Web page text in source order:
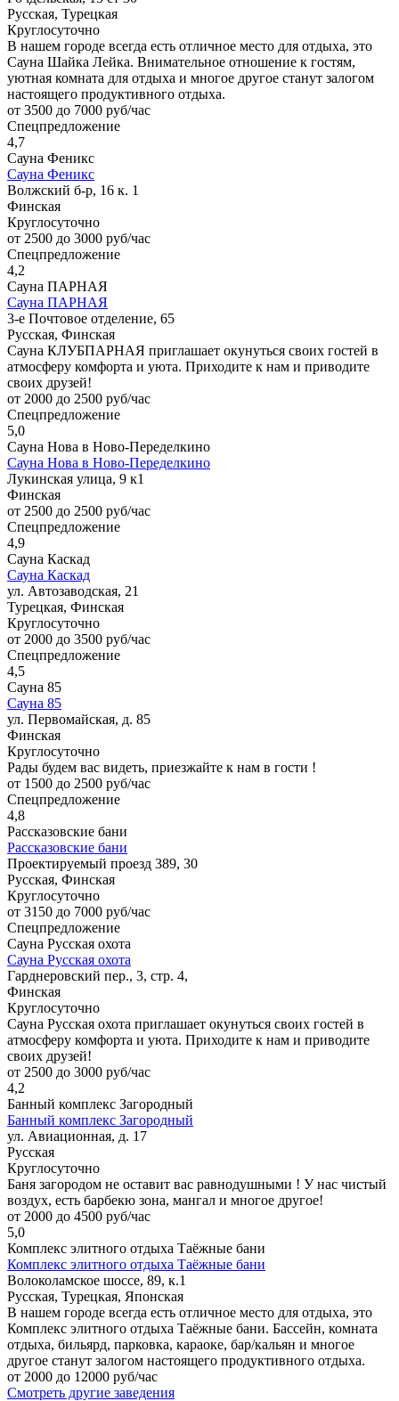
Русская, Турецкая
Круглосуточно
В нашем городе всегда есть отличное место для отдыха, это
Сауна Шайка Лейка. Внимательное отношение к гостям,
уютная комната для отдыха и многое другое станут залогом
настоящего продуктивного отдыха.
от 3500 до 7000 руб/час
Спецпредложение
4,7
Сауна Феникс
Сауна Феникс
Волжский б-р, 16 к. 1
Финская
Круглосуточно
от 2500 до 3000 руб/час
Спецпредложение
4,2
Сауна ПАРНАЯ
Сауна ПАРНАЯ
3-е Почтовое отделение, 65
Русская, Финская
Сауна КЛУБПАРНАЯ приглашает окунуться своих гостей в
атмосферу комфорта и уюта. Приходите к нам и приводите
своих друзей!
от 2000 до 2500 руб/час
Спецпредложение
5,0
Сауна Нова в Ново-Переделкино
Сауна Нова в Ново-Переделкино
Лукинская улица, 9 к1
Финская
от 2500 до 2500 руб/час
Спецпредложение
4,9
Сауна Каскад
Сауна Каскад
ул. Автозаводская, 21
Турецкая, Финская
Круглосуточно
от 2000 до 3500 руб/час
Спецпредложение
4,5
Сауна 85
Сауна 85
ул. Первомайская, д. 85
Финская
Круглосуточно
Рады будем вас видеть, приезжайте к нам в гости !
от 1500 до 2500 руб/час
Спецпредложение
4,8
Рассказовские бани
Рассказовские бани
Проектируемый проезд 389, 30
Русская, Финская
Круглосуточно
от 3150 до 7000 руб/час
Спецпредложение
Сауна Русская охота
Сауна Русская охота
Гарднеровский пер., 3, стр. 4,
Финская
Круглосуточно
Сауна Русская охота приглашает окунуться своих гостей в
атмосферу комфорта и уюта. Приходите к нам и приводите
своих друзей!
от 2500 до 3000 руб/час
4,2
Банный комплекс Загородный
Банный комплекс Загородный
ул. Авиационная, д. 17
Русская
Круглосуточно
Баня загородом не оставит вас равнодушными ! У нас чистый
воздух, есть барбекю зона, мангал и многое другое!
от 2000 до 4500 руб/час
5,0
Комплекс элитного отдыха Таёжные бани
Комплекс элитного отдыха Таёжные бани
Волоколамское шоссе, 89, к.1
Русская, Турецкая, Японская
В нашем городе всегда есть отличное место для отдыха, это
Комплекс элитного отдыха Таёжные бани. Бассейн, комната
отдыха, бильярд, парковка, караоке, бар/кальян и многое
другое станут залогом настоящего продуктивного отдыха.
от 2000 до 12000 руб/час
Смотреть другие заведения